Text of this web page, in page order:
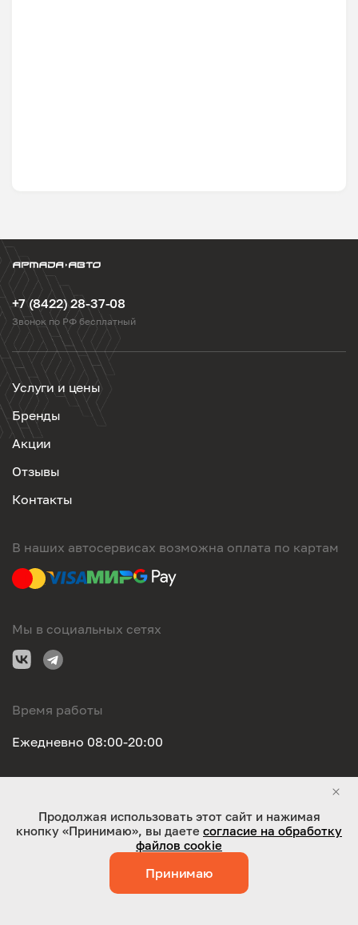
+7 (8422) 28-37-08
Звонок по РФ бесплатный
Услуги и цены
Бренды
Акции
Отзывы
Контакты
В наших автосервисах возможна оплата по картам
Мы в социальных сетях
Время работы
Ежедневно 08:00-20:00
ООО "Оригинал-сервис". Все права защищены 2026
Работает на технологиях:Jaky
Продолжая использовать этот сайт и нажимая
кнопку «Принимаю», вы даете согласие на обработку
файлов cookie
Принимаю